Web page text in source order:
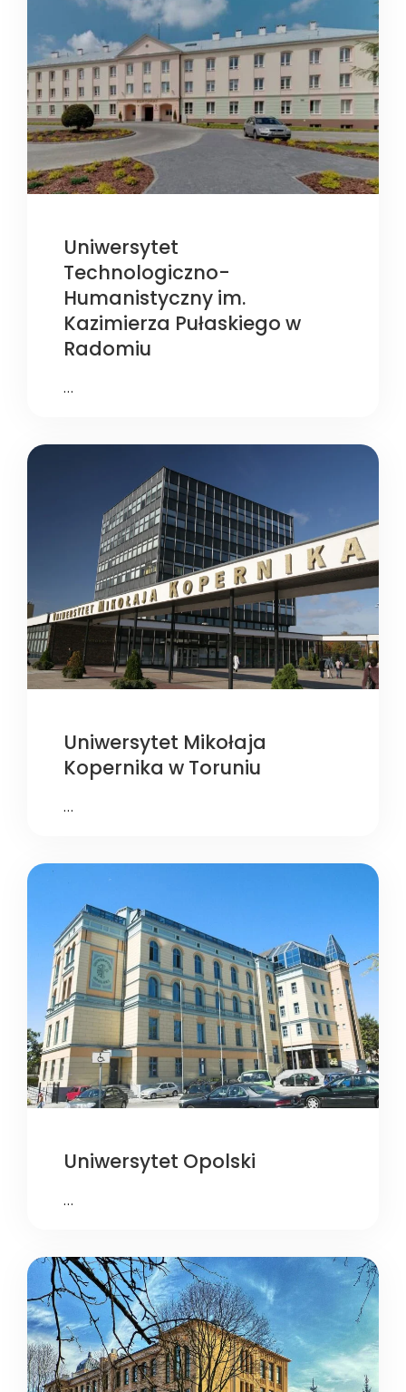
Uniwersytet
Technologiczno-
Humanistyczny im.
Kazimierza Pułaskiego w
Radomiu
…
Uniwersytet Mikołaja
Kopernika w Toruniu
…
Uniwersytet Opolski
…